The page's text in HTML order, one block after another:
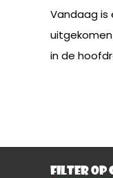
Vandaag is
in de
FILTER OP